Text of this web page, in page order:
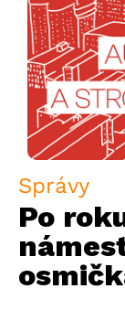
Správy
Po